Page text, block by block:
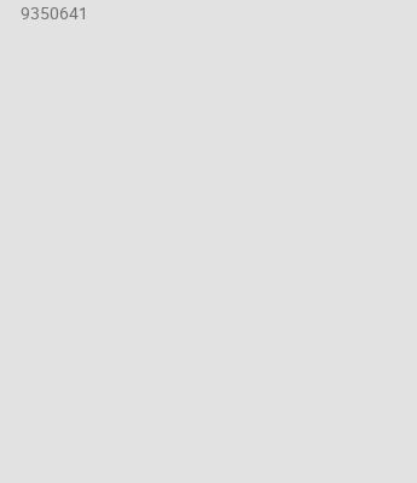
9350641